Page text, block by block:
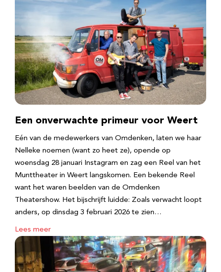
Een onverwachte primeur voor Weert
Eén van de medewerkers van Omdenken, laten we haar
Nelleke noemen (want zo heet ze), opende op
woensdag 28 januari Instagram en zag een Reel van het
Munttheater in Weert langskomen. Een bekende Reel
want het waren beelden van de Omdenken
Theatershow. Het bijschrijft luidde: Zoals verwacht loopt
anders, op dinsdag 3 februari 2026 te zien…
Lees meer